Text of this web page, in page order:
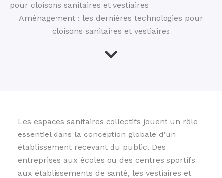
pour cloisons sanitaires et vestiaires
Aménagement : les dernières technologies pour
cloisons sanitaires et vestiaires
Les espaces sanitaires collectifs jouent un rôle
essentiel dans la conception globale d’un
établissement recevant du public. Des
entreprises aux écoles ou des centres sportifs
aux établissements de santé, les vestiaires et